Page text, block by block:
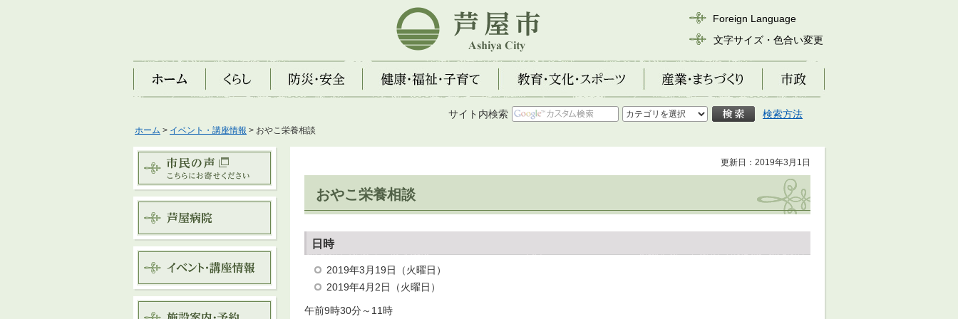
芦屋市
Foreign Language
文字サイズ・色合い変更
ホーム くらし 防災・安全 健康・福祉・子育て 教育・文化・スポーツ 産業・まちづくり 市政
サイト内検索 検索方法
ホーム > イベント・講座情報 > おやこ栄養相談
更新日：2019年3月1日
おやこ栄養相談
日時
2019年3月19日（火曜日）
2019年4月2日（火曜日）
午前9時30分～11時